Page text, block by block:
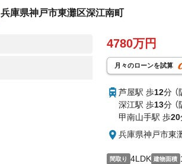
兵庫県神戸市東灘区深江南町
4780万円
月々のローンを試算
芦屋駅 歩12分 （
深江駅 歩13分 （
甲南山手駅 歩20
兵庫県神戸市東
間取り 4LDK 建物面積